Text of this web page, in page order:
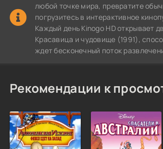
любой точке мира, превратите
погрузитесь в интерактивное
Каждый день Kinogo HD открывает
Красавица и чудовище (1991),
ждет бесконечный поток
Рекомендации к